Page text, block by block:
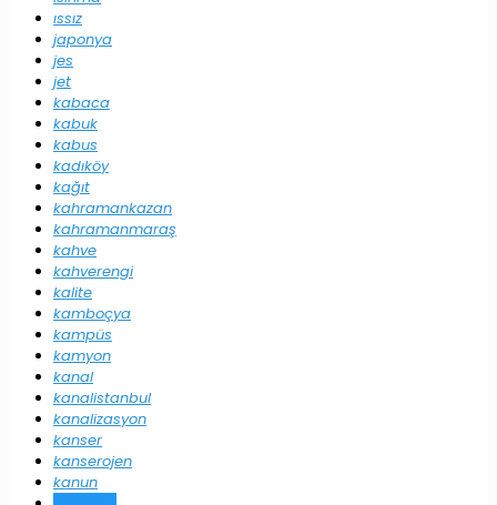
ıssız
japonya
jes
jet
kabaca
kabuk
kabus
kadıköy
kağıt
kahramankazan
kahramanmaraş
kahve
kahverengi
kalite
kamboçya
kampüs
kamyon
kanal
kanalistanbul
kanalizasyon
kanser
kanserojen
kanun